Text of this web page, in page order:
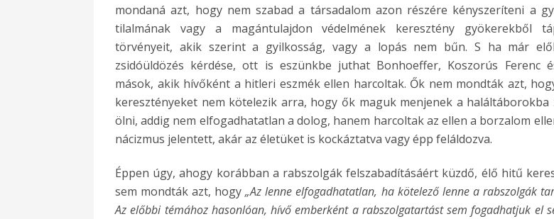
mondaná azt, hogy nem szabad a társadalom azon részére kényszeríteni a
tilalmának vagy a magántulajdon védelmének keresztény gyökerekből
törvényeit, akik szerint a gyilkosság, vagy a lopás nem bűn. S ha már
zsidóüldözés kérdése, ott is eszünkbe juthat Bonhoeffer, Koszorús Ferenc
mások, akik hívőként a hitleri eszmék ellen harcoltak. Ők nem mondták azt,
keresztényeket nem kötelezik arra, hogy ők maguk menjenek a haláltáborokba
ölni, addig nem elfogadhatatlan a dolog, hanem harcoltak az ellen a borzalom
nácizmus jelentett, akár az életüket is kockáztatva vagy épp feláldozva.
Éppen úgy, ahogy korábban a rabszolgák felszabadításáért küzdő, élő hitű
sem mondták azt, hogy„Az lenne elfogadhatatlan, ha kötelező lenne a rabszolgák
Az előbbi témához hasonlóan, hívő emberként a rabszolgatartást sem fogadhatjuk el